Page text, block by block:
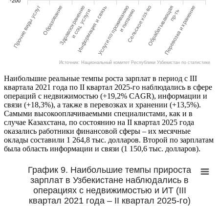
Прочие виды услугОбразованиеЗдравоохранение
и соц. услуги
Информация и связьУслуги по проживанию
и питаниюСельское хоз-воОбрабатывающаяпр-ть
Перевозка и хранение
Источник: Национальный комитет Республики Узбекистан по статистике
Наибольшие реальные темпы роста зарплат в период с III
квартала 2021 года по II квартал 2025-го наблюдались в сфере
операций с недвижимостью (+19,2% CAGR), информации и
связи (+18,3%), а также в перевозках и хранении (+13,5%).
Самыми высокооплачиваемыми специалистами, как и в
случае Казахстана, по состоянию на II квартал 2025 года
оказались работники финансовой сферы – их месячные
оклады составили 1 264,8 тыс. долларов. Второй по зарплатам
была область информации и связи (1 150,6 тыс. долларов).
График 9. Наибольшие темпы прироста
зарплат в Узбекистане наблюдались в
операциях с недвижимостью и ИТ (III
квартал 2021 года – II квартал 2025-го)